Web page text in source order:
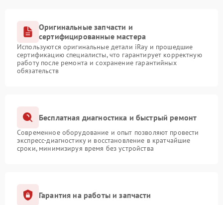
Оригинальные запчасти и
сертифицированные мастера
Используются оригинальные детали iRay и прошедшие
сертификацию специалисты, что гарантирует корректную
работу после ремонта и сохранение гарантийных
обязательств
Бесплатная диагностика и быстрый ремонт
Современное оборудование и опыт позволяют провести
экспресс-диагностику и восстановление в кратчайшие
сроки, минимизируя время без устройства
Гарантия на работы и запчасти